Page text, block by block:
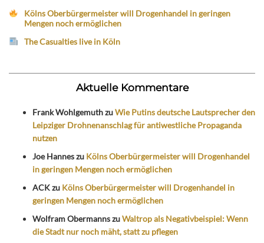
Kölns Oberbürgermeister will Drogenhandel in geringen
Mengen noch ermöglichen
The Casualties live in Köln
Aktuelle Kommentare
Frank WohlgemuthzuWie Putins deutsche Lautsprecher den
Leipziger Drohnenanschlag für antiwestliche Propaganda
nutzen
Joe Hanneszu Kölns Oberbürgermeister will Drogenhandel
in geringen Mengen noch ermöglichen
ACKzu Kölns Oberbürgermeister will Drogenhandel in
geringen Mengen noch ermöglichen
Wolfram ObermannszuWaltrop als Negativbeispiel: Wenn
die Stadt nur noch mäht, statt zu pflegen